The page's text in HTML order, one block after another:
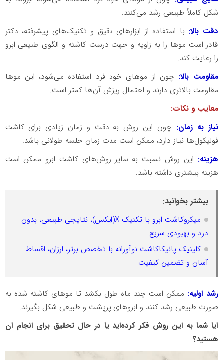
شکل کاملاً طبیعی رشد می‌کنند.
دقت بالا: با استفاده از ابزارهای دقیق و تکنیک‌های پیشرفته، دکتر
قادر است موها را به زاویه و جهت درست کاشته و الگوی طبیعی ابرو
را رعایت کند.
مقاومت بالا: چون از موهای خود فرد استفاده می‌شود، این موها
مقاومت بالاتری دارند و احتمال ریزش آن‌ها کمتر است.
معایب و نکات:
نیاز به زمان: چون این روش به دقت و زمان زیادی برای کاشت
فولیکول‌ها نیاز دارد، ممکن است مدت زمان جلسه طولانی باشد.
هزینه: این روش نسبت به سایر روش‌های کاشت ابرو ممکن است
هزینه بیشتری داشته باشد.
بیشتر بخوانید:
میکروکاشت ابرو با تکنیک X(ایکس)، نتایجی طبیعی، بدون
درد و بهبودی سریع
کلینیک پانیکاکاشت نوآورانه با تخصص برتر، ارزان، اقساط
آسان و تضمین کیفیت
رشد اولیه: ممکن است چند ماه طول بکشد تا موهای کاشته شده به
صورت طبیعی رشد کنند و ابروهای پرپشت و طبیعی شکل بگیرند.
آیا شما به این روش فکر کرده‌اید یا در حال تحقیق برای انجام آن
هستید؟